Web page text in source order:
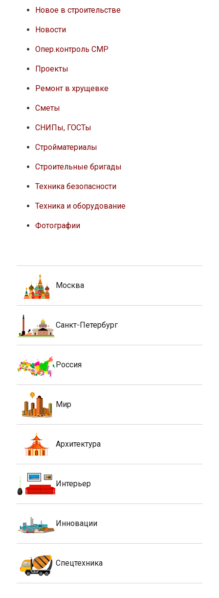
Новое в строительстве
Новости
Опер.контроль СМР
Проекты
Ремонт в хрущевке
Сметы
СНИПы, ГОСТы
Стройматериалы
Строительные бригады
Техника безопасности
Техника и оборудование
Фотографии
Москва
Санкт-Петербург
Россия
Мир
Архитектура
Интерьер
Инновации
Спецтехника